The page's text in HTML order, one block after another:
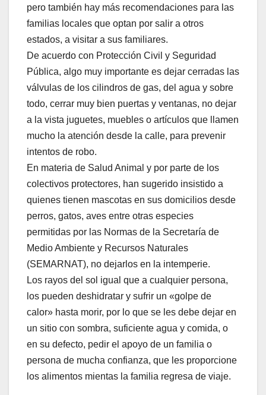
pero también hay más recomendaciones para las
familias locales que optan por salir a otros
estados, a visitar a sus familiares.
De acuerdo con Protección Civil y Seguridad
Pública, algo muy importante es dejar cerradas las
válvulas de los cilindros de gas, del agua y sobre
todo, cerrar muy bien puertas y ventanas, no dejar
a la vista juguetes, muebles o artículos que llamen
mucho la atención desde la calle, para prevenir
intentos de robo.
En materia de Salud Animal y por parte de los
colectivos protectores, han sugerido insistido a
quienes tienen mascotas en sus domicilios desde
perros, gatos, aves entre otras especies
permitidas por las Normas de la Secretaría de
Medio Ambiente y Recursos Naturales
(SEMARNAT), no dejarlos en la intemperie.
Los rayos del sol igual que a cualquier persona,
los pueden deshidratar y sufrir un «golpe de
calor» hasta morir, por lo que se les debe dejar en
un sitio con sombra, suficiente agua y comida, o
en su defecto, pedir el apoyo de un familia o
persona de mucha confianza, que les proporcione
los alimentos mientas la familia regresa de viaje.